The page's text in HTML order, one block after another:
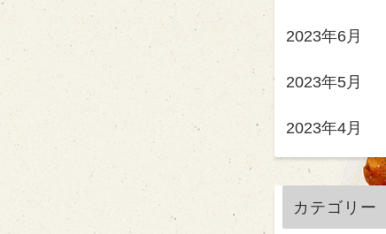
2023年6月
2023年5月
2023年4月
カテゴリー